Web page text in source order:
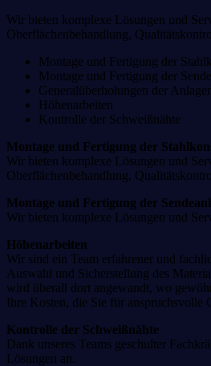
Wir bieten komplexe Lösungen und
Oberflächenbehandlung,
Montage und Fertigung der
Montage und Fertigung der
Generalüberholungen der
Höhenarbeiten
Kontrolle der Schweißnähte
Montage und Fertigung der
Wir bieten komplexe Lösungen und
Oberflächenbehandlung,
Montage und Fertigung der
Wir bieten komplexe Lösungen und
Höhenarbeiten
Wir sind ein Team erfahrener und
Auswahl und Sicherstellung des
wird überall dort angewandt, wo
Ihre Kosten, die Sie für anspruchsvolle
Kontrolle der Schweißnähte
Dank unseres Teams geschulter
Lösungen an.